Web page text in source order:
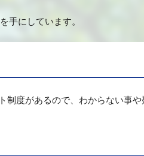
手にしています。
度があるので、わからない事